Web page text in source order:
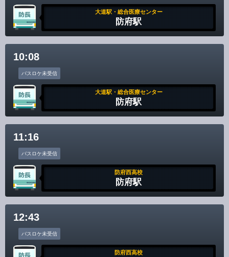
BUSit User's Guide
免責聲明
大道駅・総合医療センター
防府駅
10:08
バスロケ未受信
大道駅・総合医療センター
防府駅
11:16
バスロケ未受信
防府西高校
防府駅
12:43
バスロケ未受信
防府西高校